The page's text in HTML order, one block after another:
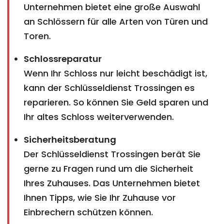
Unternehmen bietet eine große Auswahl
an Schlössern für alle Arten von Türen und
Toren.
Schlossreparatur
Wenn Ihr Schloss nur leicht beschädigt ist,
kann der Schlüsseldienst Trossingen es
reparieren. So können Sie Geld sparen und
Ihr altes Schloss weiterverwenden.
Sicherheitsberatung
Der Schlüsseldienst Trossingen berät Sie
gerne zu Fragen rund um die Sicherheit
Ihres Zuhauses. Das Unternehmen bietet
Ihnen Tipps, wie Sie Ihr Zuhause vor
Einbrechern schützen können.